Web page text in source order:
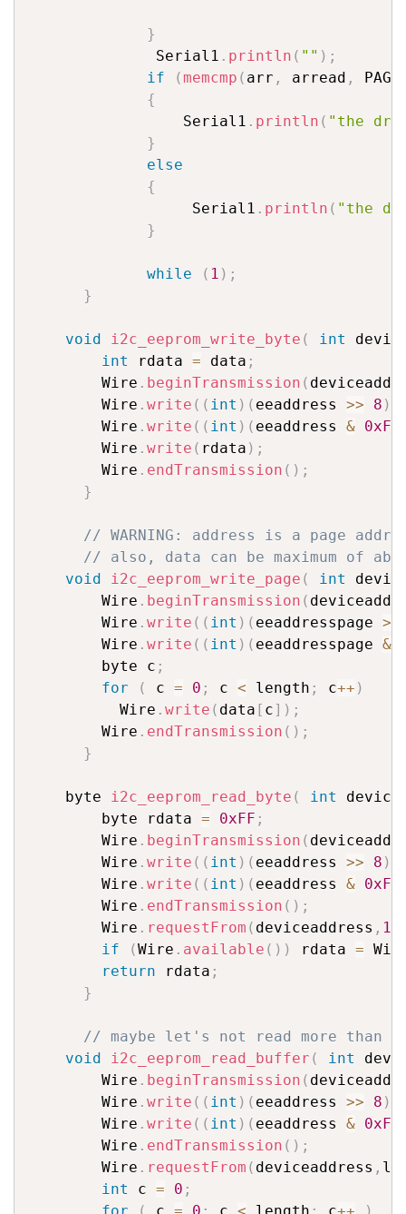
}
              Serial1
. println ( "" ) ;
if
(memcmp ( arr , arread ,
{
                 Serial1
. println ( "the
}
else
{
                  Serial1
. println ( "the
}
while ( 1 ) ;
}
void i2c_eeprom_write_byte ( int
int
rdata = data ;
        Wire
. beginTransmission (
        Wire
. write ( ( int ) ( eeaddress >> 8 )
        Wire
. write ( ( int ) ( eeaddress & 0xFF
        Wire
. write ( rdata ) ;
        Wire
. endTransmission ( ) ;
}
// WARNING: address is a page
// also, data can be maximum of
void
i2c_eeprom_write_page ( int
        Wire
. beginTransmission (
        Wire
. write ( ( int ) ( eeaddresspage >>
        Wire
. write ( ( int ) ( eeaddresspage &
        byte c
;
for
( c = 0 ; c < length ; c++ )
          Wire
. write ( data [ c] ) ;
        Wire
. endTransmission ( ) ;
}
    byte
i2c_eeprom_read_byte ( int
        byte rdata
= 0xFF ;
        Wire
. beginTransmission (
        Wire
. write ( ( int ) ( eeaddress >> 8 )
        Wire
. write ( ( int ) ( eeaddress & 0xFF
        Wire
. endTransmission ( ) ;
        Wire
. requestFrom ( deviceaddress , 1
if
(Wire . available ( ) ) rdata =
return rdata ;
}
// maybe let's not read more than
void
i2c_eeprom_read_buffer ( int
        Wire
. beginTransmission (
        Wire
. write ( ( int ) ( eeaddress >> 8 )
        Wire
. write ( ( int ) ( eeaddress & 0xFF
        Wire
. endTransmission ( ) ;
        Wire
. requestFrom ( deviceaddress ,
int
c = 0 ;
for
( c = 0 ; c < length ; c++ )